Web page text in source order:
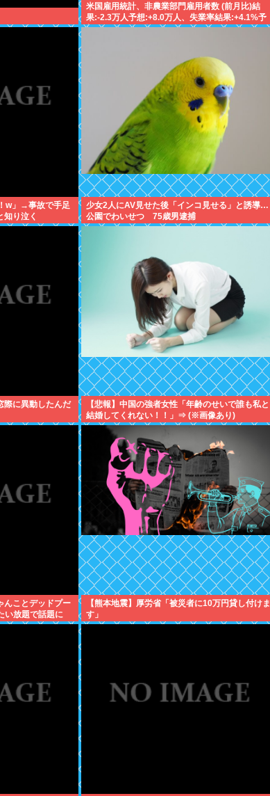
米国雇用統計、非農業部門雇用者数 (前月比)結
果:-2.3万人予想:+8.0万人、失業率結果:+4.1%予
想:+4.2%、9月利下げか
w」→事故で手足
知り泣く
少女2人にAV見せた後「インコ見せる」と誘導…
公園でわいせつ 75歳男逮捕
際に異動したんだ
【悲報】中国の強者女性「年齢のせいで誰も私と
結婚してくれない！！」⇒ (※画像あり)
んことデッドプー
い放題で話題に
【熊本地震】厚労省「被災者に10万円貸し付けま
す」